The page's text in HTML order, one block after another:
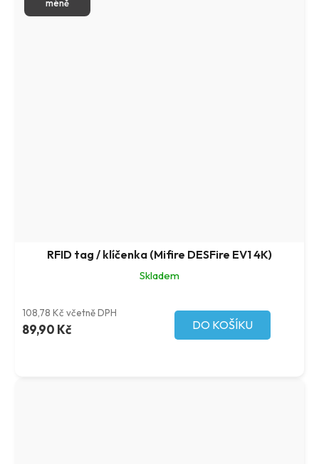
méně
RFID tag / klíčenka (Mifire DESFire EV1 4K)
Skladem
108,78 Kč včetně DPH
89,90 Kč DO KOŠÍKU